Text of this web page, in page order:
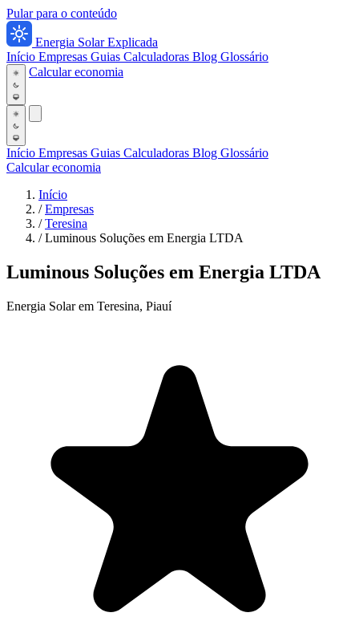
Pular para o conteúdo
Energia Solar Explicada
Início Empresas Guias Calculadoras Blog Glossário
Calcular economia
Início Empresas Guias Calculadoras Blog Glossário
Calcular economia
Início
/ Empresas
/ Teresina
/ Luminous Soluções em Energia LTDA
Luminous Soluções em Energia LTDA
Energia Solar em Teresina, Piauí